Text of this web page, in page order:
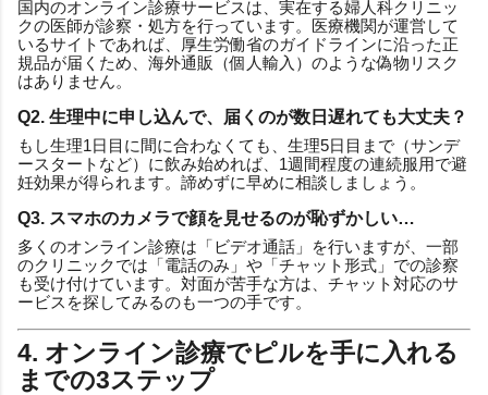
国内のオンライン診療サービスは、実在する婦人科クリニッ
クの医師が診察・処方を行っています。医療機関が運営して
いるサイトであれば、厚生労働省のガイドラインに沿った正
規品が届くため、海外通販（個人輸入）のような偽物リスク
はありません。
Q2. 生理中に申し込んで、届くのが数日遅れても大丈夫？
もし生理1日目に間に合わなくても、生理5日目まで（サンデ
ースタートなど）に飲み始めれば、1週間程度の連続服用で避
妊効果が得られます。諦めずに早めに相談しましょう。
Q3. スマホのカメラで顔を見せるのが恥ずかしい…
多くのオンライン診療は「ビデオ通話」を行いますが、一部
のクリニックでは「電話のみ」や「チャット形式」での診察
も受け付けています。対面が苦手な方は、チャット対応のサ
ービスを探してみるのも一つの手です。
4. オンライン診療でピルを手に入れる
までの3ステップ